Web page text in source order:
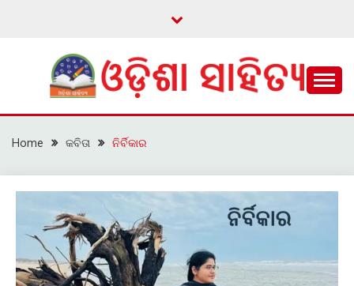
ଓଡ଼ିଶା ସାହିତ୍ୟ
Home କବିତା ନିର୍ବିକାର